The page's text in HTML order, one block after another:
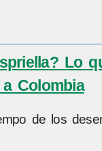
Lo
Colombia
de los